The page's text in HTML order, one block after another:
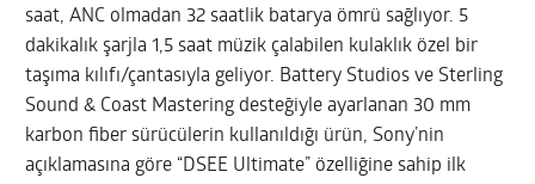
saat, ANC olmadan 32 saatlik batarya ömrü sağlıyor. 5
dakikalık şarjla 1,5 saat müzik çalabilen kulaklık özel bir
taşıma kılıfı/çantasıyla geliyor. Battery Studios ve Sterling
Sound & Coast Mastering desteğiyle ayarlanan 30 mm
karbon fiber sürücülerin kullanıldığı ürün, Sony’nin
açıklamasına göre “DSEE Ultimate” özelliğine sahip ilk